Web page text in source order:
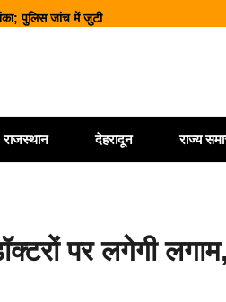
पुलिस जांच में जुटी
लिया फीडबैक
पर होगा महामंथन
प्रशासन बोला- PMGSY-4 के तहत प्रस्ताव
राजस्थान देहरादून राज्य
पर लगेगी